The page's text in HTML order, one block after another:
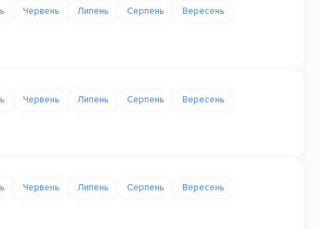
Червень Липень Серпень Вересень
Червень Липень Серпень Вересень
Червень Липень Серпень Вересень